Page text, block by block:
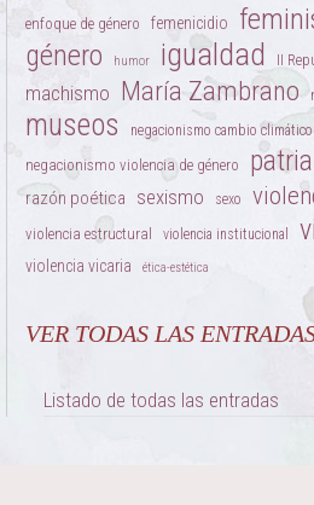
enfoque de género femenicidio
género humor igualdad II
machismo María Zambrano
museos negacionismo cambio climático
negacionismo violencia de género
razón poética sexismo sexo
violencia estructural violencia institucional
violencia vicaria ética-estética
VER TODAS LAS
Listado de todas las entradas